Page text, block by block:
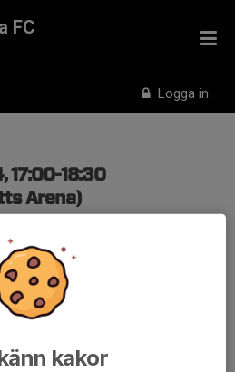
Logga in
FC
17:00-18:30
Arena)
kakor